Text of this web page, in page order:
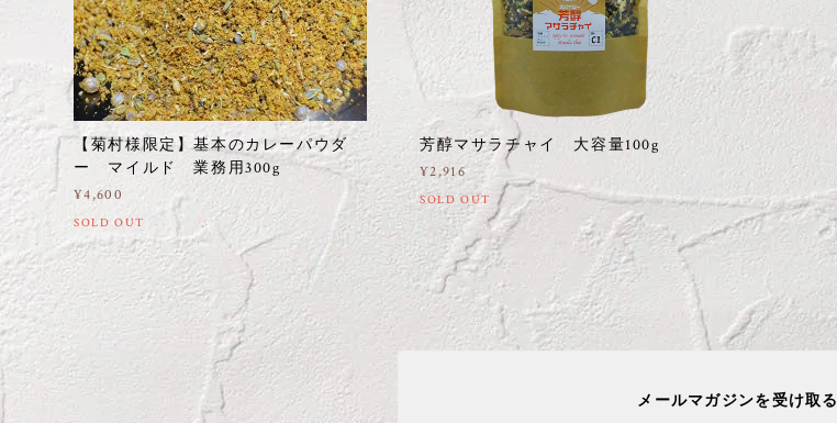
【菊村様限定】基本のカレーパウダ
ー マイルド 業務用300g
¥4,600
SOLD OUT
芳醇マサラチャイ 大容量100g
¥2,916
SOLD OUT
メールマガジンを受け取る